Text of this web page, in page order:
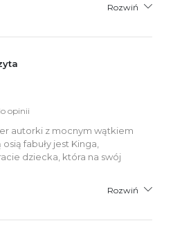
Rozwiń
opinii
autorki z mocnym wątkiem
fabuły jest Kinga,
dziecka, która na swój
Rozwiń